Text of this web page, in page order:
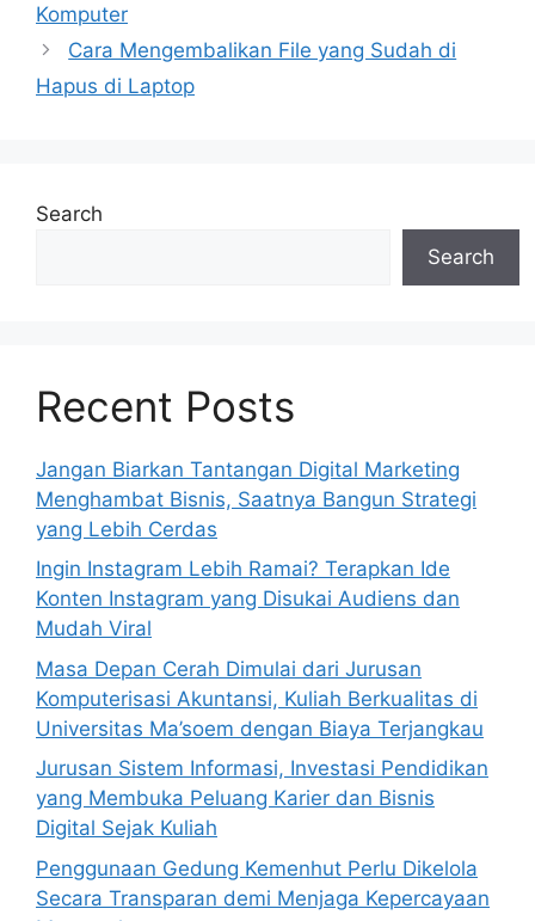
Komputer
Cara Mengembalikan File yang Sudah di
Hapus di Laptop
Search
Search
Recent Posts
Jangan Biarkan Tantangan Digital Marketing
Menghambat Bisnis, Saatnya Bangun Strategi
yang Lebih Cerdas
Ingin Instagram Lebih Ramai? Terapkan Ide
Konten Instagram yang Disukai Audiens dan
Mudah Viral
Masa Depan Cerah Dimulai dari Jurusan
Komputerisasi Akuntansi, Kuliah Berkualitas di
Universitas Ma’soem dengan Biaya Terjangkau
Jurusan Sistem Informasi, Investasi Pendidikan
yang Membuka Peluang Karier dan Bisnis
Digital Sejak Kuliah
Penggunaan Gedung Kemenhut Perlu Dikelola
Secara Transparan demi Menjaga Kepercayaan